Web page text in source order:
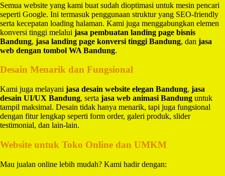
Semua website yang kami buat sudah dioptimasi untuk mesin pencari
seperti Google. Ini termasuk penggunaan struktur yang SEO-friendly
serta kecepatan loading halaman. Kami juga menggabungkan elemen
konversi tinggi melalui jasa pembuatan landing page bisnis
Bandung, jasa landing page konversi tinggi Bandung, dan jasa
web dengan tombol WA Bandung.
Desain Menarik dan Fungsional
Kami juga melayani jasa desain website elegan Bandung, jasa
desain UI/UX Bandung, serta jasa web animasi Bandung untuk
tampil maksimal. Desain tidak hanya menarik, tapi juga fungsional
dengan fitur lengkap seperti form order, galeri produk, slider
testimonial, dan lain-lain.
Website untuk Toko Online dan UMKM
Mau jualan online lebih mudah? Kami hadir dengan: